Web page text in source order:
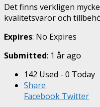
Det finns verkligen
kvalitetsvaror och
Expires: No Expires
Submitted: 1 år ago
142 Used - 0 Today
Share
Facebook Twitter